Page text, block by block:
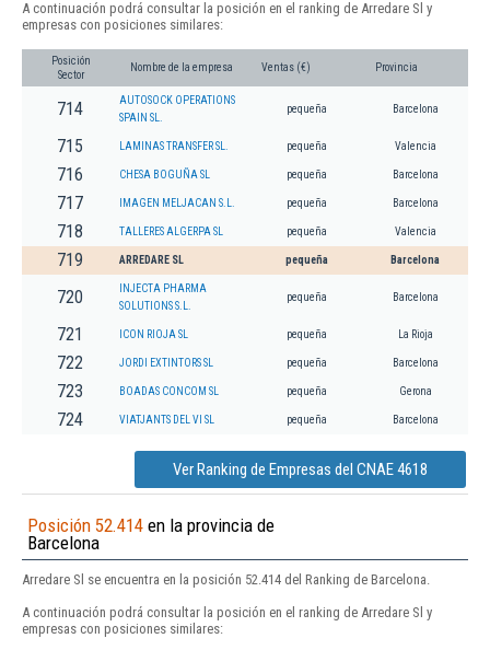
A continuación podrá consultar la posición en el ranking de Arredare Sl y
empresas con posiciones similares:
Posición
Sector
Nombre de la empresa Ventas (€) Provincia
714
AUTOSOCK OPERATIONS
SPAIN SL.
pequeña Barcelona
715 LAMINAS TRANSFER SL. pequeña Valencia
716 CHESA BOGUÑA SL pequeña Barcelona
717 IMAGEN MELJACAN S.L. pequeña Barcelona
718 TALLERES ALGERPA SL pequeña Valencia
719 ARREDARE SL pequeña Barcelona
720
INJECTA PHARMA
SOLUTIONS S.L.
pequeña Barcelona
721 ICON RIOJA SL pequeña La Rioja
722 JORDI EXTINTORS SL pequeña Barcelona
723 BOADAS CONCOM SL pequeña Gerona
724 VIATJANTS DEL VI SL pequeña Barcelona
Ver Ranking de Empresas del CNAE 4618
Posición 52.414 en la provincia de
Barcelona
Arredare Sl se encuentra en la posición 52.414 del Ranking de Barcelona.
A continuación podrá consultar la posición en el ranking de Arredare Sl y
empresas con posiciones similares: